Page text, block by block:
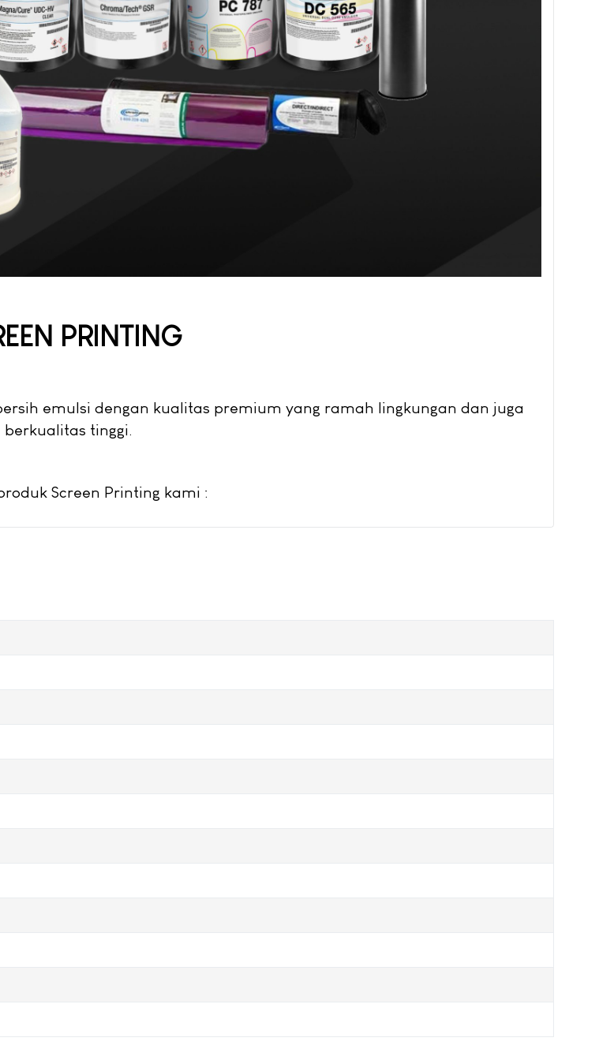
PRINTING
emulsi dengan kualitas premium yang ramah lingkungan dan juga
berkualitas tinggi.
Screen Printing kami :